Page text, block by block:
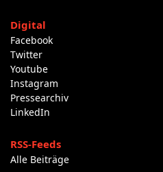
Digital
Facebook
Twitter
Youtube
Instagram
Pressearchiv
LinkedIn
RSS-Feeds
Alle Beiträge